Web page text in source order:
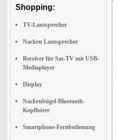
Shopping:
TV-Lautsprecher
Nacken Lautsprecher
Receiver für Sat-TV mit USB-
Mediaplayer
Display
Nackenbügel-Bluetooth-
Kopfhörer
Smartphone-Fernbedienung